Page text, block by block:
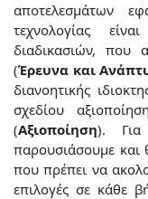
αποτελεσμάτων
τεχνολογίας
διαδικασιών, που
(Έρευνα και
διανοητικής
σχεδίου
(Αξιοποίηση). Για
παρουσιάσουμε και
που πρέπει να
επιλογές σε κάθε